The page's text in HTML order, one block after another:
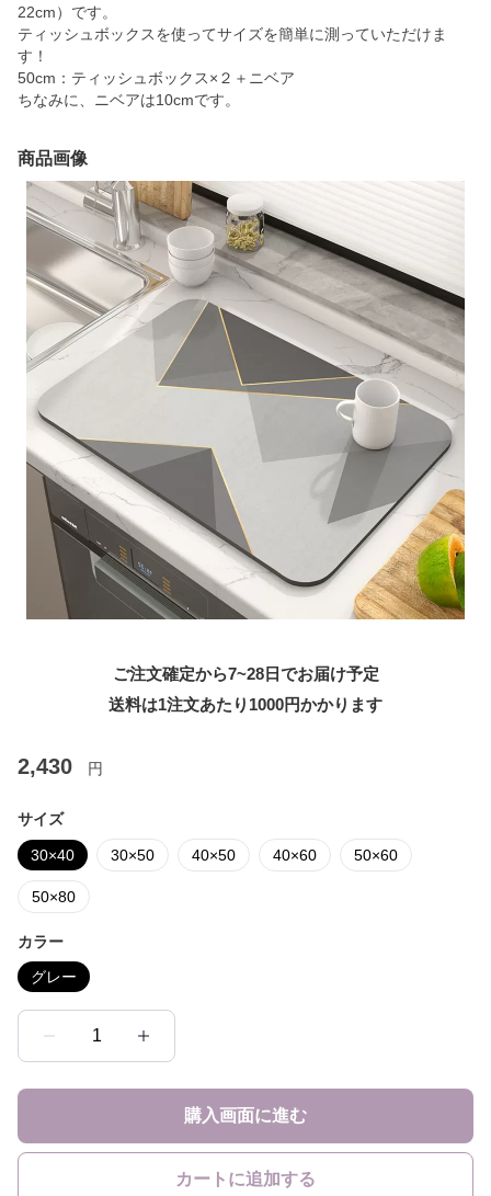
22cm）です。
ティッシュボックスを使ってサイズを簡単に測っていただけま
す！
50cm：ティッシュボックス×２＋ニベア
ちなみに、ニベアは10cmです。
商品画像
ご注文確定から7~28日でお届け予定
送料は1注文あたり 1000円かかります
2,430 円
サイズ
30×40 30×50 40×50 40×60 50×60
50×80
カラー
グレー
1
購入画面に進む
カートに追加する